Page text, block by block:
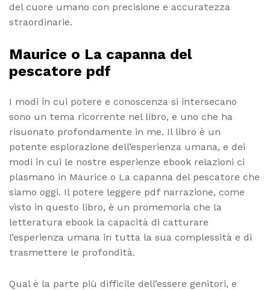
del cuore umano con precisione e accuratezza
straordinarie.
Maurice o La capanna del
pescatore pdf
I modi in cui potere e conoscenza si intersecano
sono un tema ricorrente nel libro, e uno che ha
risuonato profondamente in me. Il libro è un
potente esplorazione dell’esperienza umana, e dei
modi in cui le nostre esperienze ebook relazioni ci
plasmano in Maurice o La capanna del pescatore che
siamo oggi. Il potere leggere pdf narrazione, come
visto in questo libro, è un promemoria che la
letteratura ebook la capacità di catturare
l’esperienza umana in tutta la sua complessità e di
trasmettere le profondità.
Qual è la parte più difficile dell’essere genitori, e